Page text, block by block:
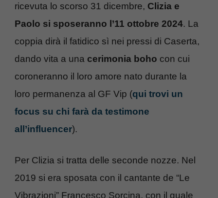
ricevuta lo scorso 31 dicembre, Clizia e
Paolo si sposeranno l’11 ottobre 2024. La
coppia dirà il fatidico sì nei pressi di Caserta,
dando vita a una cerimonia boho con cui
coroneranno il loro amore nato durante la
loro permanenza al GF Vip (qui trovi un
focus su chi farà da testimone
all’influencer).
Per Clizia si tratta delle seconde nozze. Nel
2019 si era sposata con il cantante de “Le
Vibrazioni” Francesco Sorcina, con il quale